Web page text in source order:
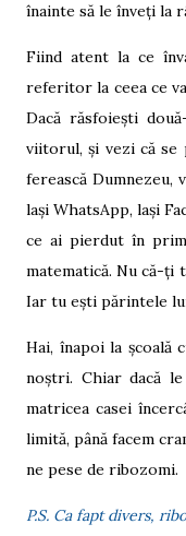
înainte să le înveți la
Fiind atent la ce
referitor la ceea ce
Dacă răsfoiești
viitorul, și vezi că se
ferească Dumnezeu,
lași WhatsApp, lași
ce ai pierdut în
matematică. Nu că-ți
Iar tu ești părintele
Hai, înapoi la școală
noștri. Chiar dacă
matricea casei
limită, până facem
ne pese de ribozomi.
P.S. Ca fapt divers,